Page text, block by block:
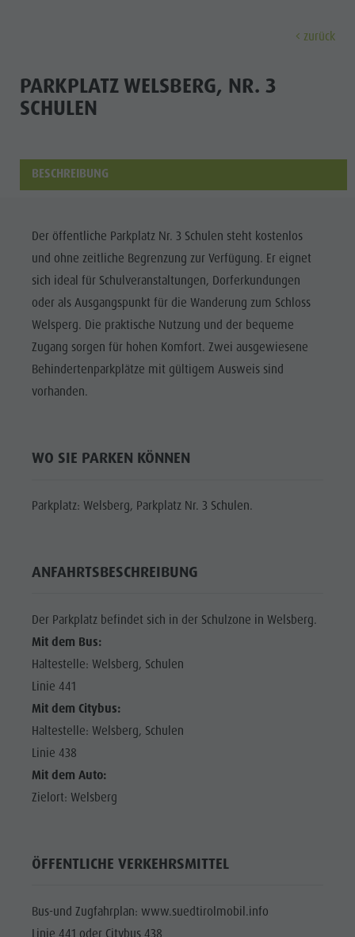
FERIENORTE
DOLOMITEN
FAMILIE &
KINDER
EVENTS
Bars &
Restaurants
Cook the
Mountain
Shopping
Ferienorte
Sehenswürdigkeiten
Events
Kultur
Sehenswürdigkeiten
Bars & Restaurants
Cook the Mountain
Shopping
Wellness
Events
Wandern
Radfahren
Paragleiten & Tandemfliegen
Weitere Aktivitäten
Ferienprogramme
Anreise
Mobilität vor Ort
Kontakt
Webcams
Wetter
Kronplatz Doctor Service
zurück
PARKPLATZ WELSBERG, NR. 3
SCHULEN
BESCHREIBUNG
Der öffentliche Parkplatz Nr. 3 Schulen steht kostenlos
und ohne zeitliche Begrenzung zur Verfügung. Er eignet
sich ideal für Schulveranstaltungen, Dorferkundungen
oder als Ausgangspunkt für die Wanderung zum Schloss
Welsperg. Die praktische Nutzung und der bequeme
Zugang sorgen für hohen Komfort. Zwei ausgewiesene
Behindertenparkplätze mit gültigem Ausweis sind
vorhanden.
WO SIE PARKEN KÖNNEN
Parkplatz: Welsberg, Parkplatz Nr. 3 Schulen.
ANFAHRTSBESCHREIBUNG
Der Parkplatz befindet sich in der Schulzone in Welsberg.
Mit dem Bus:
Haltestelle: Welsberg, Schulen
Linie 441
Mit dem Citybus:
Haltestelle: Welsberg, Schulen
Linie 438
Mit dem Auto:
Zielort: Welsberg
ÖFFENTLICHE VERKEHRSMITTEL
Bus-und Zugfahrplan: www.suedtirolmobil.info